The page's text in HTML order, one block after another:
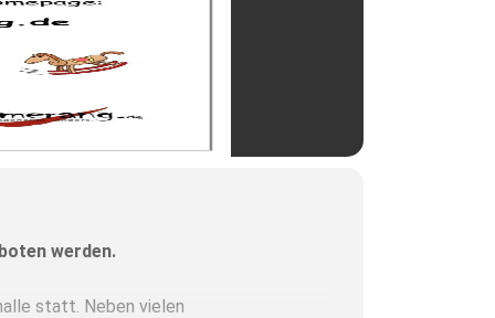
werden.
statt. Neben vielen